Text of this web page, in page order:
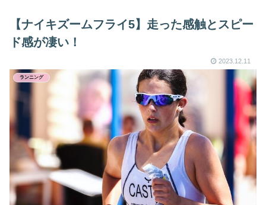
【ナイキズームフライ5】走った感触とスピー
ド感が凄い！
2023.12.11
ランニング